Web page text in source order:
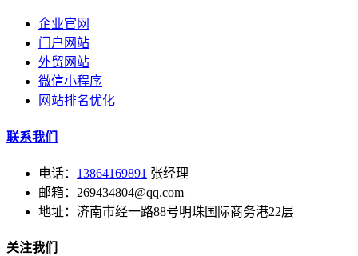
企业官网
门户网站
外贸网站
微信小程序
网站排名优化
联系我们
电话： 13864169891 张经理
邮箱：269434804@qq.com
地址：济南市经一路88号明珠国际商务港22层
关注我们